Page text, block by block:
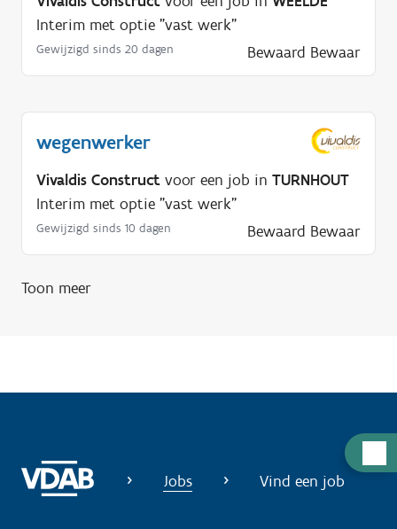
u
Interim met optie "vast werk"
Gewijzigd sinds 20 dagen Bewaard Bewaar
wegenwerker
Vivaldis Construct voor een job in TURNHOUT
Interim met optie "vast werk"
Gewijzigd sinds 10 dagen Bewaard Bewaar
Toon meer
Jobs Vind een job